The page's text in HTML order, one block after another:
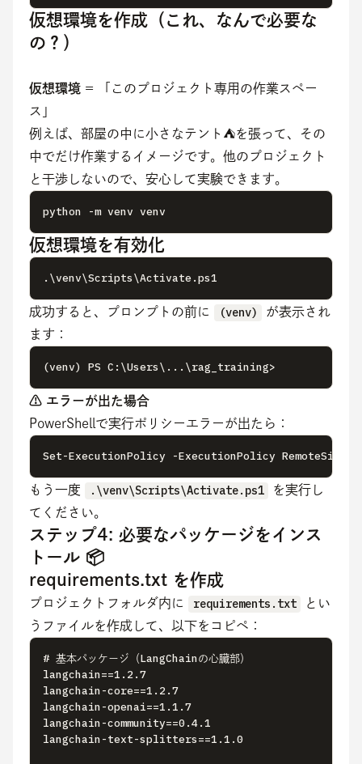
仮想環境を作成（これ、なんで必要な
の？）
仮想環境 = 「このプロジェクト専用の作業スペー
ス」
例えば、部屋の中に小さなテント⛺を張って、その
中でだけ作業するイメージです。他のプロジェクト
と干渉しないので、安心して実験できます。
python -m venv venv
仮想環境を有効化
.\venv\Scripts\Activate.ps1
成功すると、プロンプトの前に (venv)
が表示され
ます：
(venv) PS C:\Users\...\rag_training>
⚠️ エラーが出た場合
PowerShellで実行ポリシーエラーが出たら：
Set-ExecutionPolicy -ExecutionPolicy
もう一度 .\venv\Scripts\Activate.ps1
を実行し
てください。
ステップ4: 必要なパッケージをインス
トール 📦
requirements.txt を作成
プロジェクトフォルダ内に requirements.txt
とい
うファイルを作成して、以下をコピペ：
# 基本パッケージ（LangChainの心臓部）
langchain==1.2.7
langchain-core==1.2.7
langchain-openai==1.1.7
langchain-community==0.4.1
langchain-text-splitters==1.1.0